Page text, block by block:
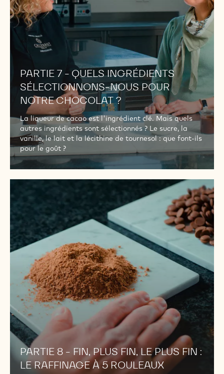
PARTIE 7 - QUELS INGRÉDIENTS
SÉLECTIONNONS-NOUS POUR
NOTRE CHOCOLAT ?
La liqueur de cacao est l'ingrédient clé. Mais quels
autres ingrédients sont sélectionnés ? Le sucre, la
vanille, le lait et la lécithine de tournesol : que font-ils
pour le goût ?
NOUS
POUR
NOTRE
CHOCOLAT
PARTIE 8 - FIN, PLUS FIN, LE PLUS FIN :
LE RAFFINAGE À 5 ROULEAUX
8
FIN,
PLUS
FIN,
PLUS
FIN
LE
RAFFINAGE
À
ROULEAUX